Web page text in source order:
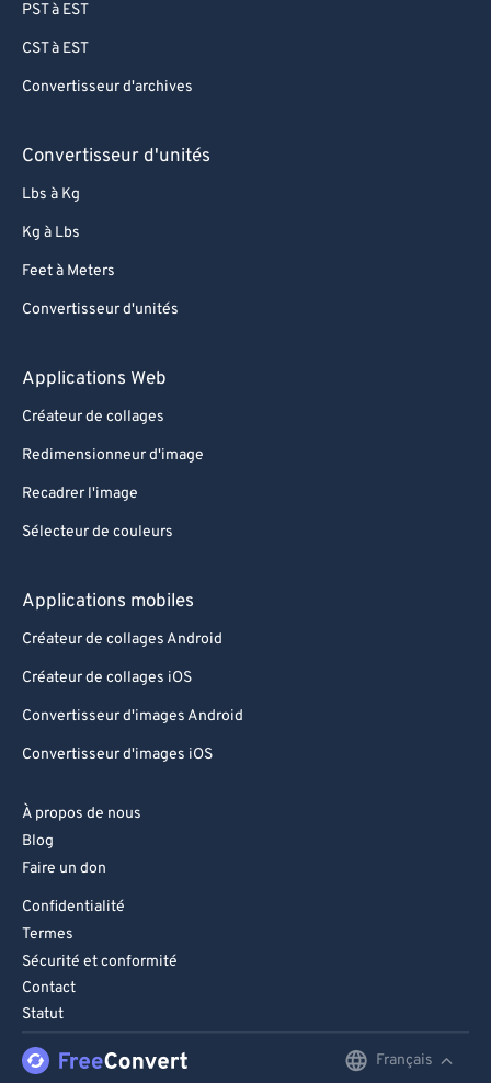
PST à EST
CST à EST
Convertisseur d'archives
Convertisseur d'unités
Lbs à Kg
Kg à Lbs
Feet à Meters
Convertisseur d'unités
Applications Web
Créateur de collages
Redimensionneur d'image
Recadrer l'image
Sélecteur de couleurs
Applications mobiles
Créateur de collages Android
Créateur de collages iOS
Convertisseur d'images Android
Convertisseur d'images iOS
À propos de nous
Blog
Faire un don
Confidentialité
Termes
Sécurité et conformité
Contact
Statut
Français